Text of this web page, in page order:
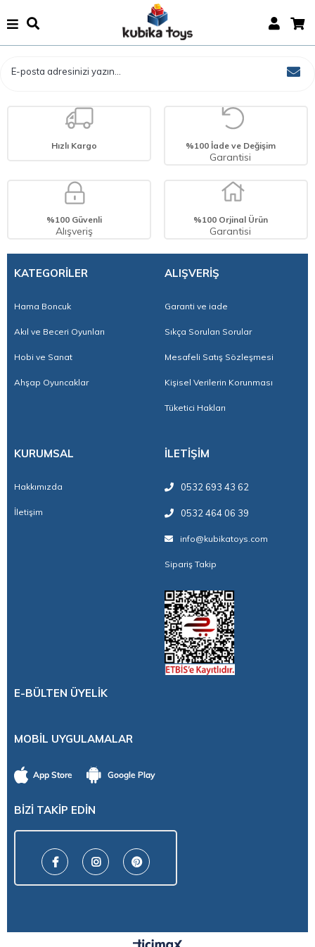
Hızlı Kargo %100 İade ve Değişim
Garantisi
%100 Güvenli
Alışveriş
%100 Orjinal Ürün
Garantisi
KATEGORİLER
Hama Boncuk
Akıl ve Beceri Oyunları
Hobi ve Sanat
Ahşap Oyuncaklar
ALIŞVERİŞ
Garanti ve iade
Sıkça Sorulan Sorular
Mesafeli Satış Sözleşmesi
Kişisel Verilerin Korunması
Tüketici Hakları
KURUMSAL
Hakkımızda
İletişim
İLETİŞİM
0532 693 43 62
0532 464 06 39
info@kubikatoys.com
Sipariş Takip
E-BÜLTEN ÜYELİK
MOBİL UYGULAMALAR
BİZİ TAKİP EDİN